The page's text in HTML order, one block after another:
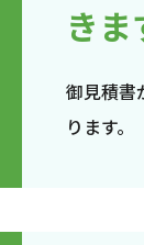
きま
御見積書
ります。